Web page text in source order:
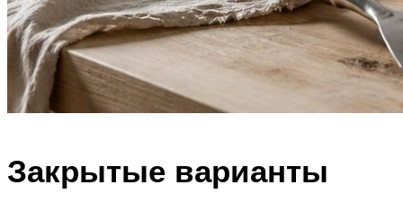
Закрытые варианты